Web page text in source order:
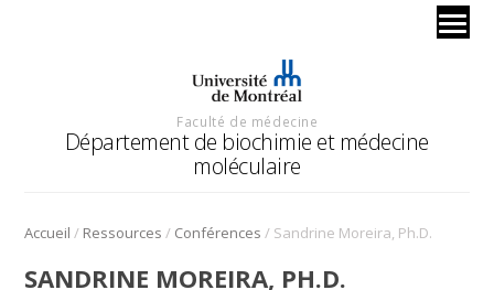
Faculté de médecine
Département de biochimie et médecine
moléculaire
Accueil / Ressources / Conférences / Sandrine Moreira, Ph.D.
SANDRINE MOREIRA, PH.D.